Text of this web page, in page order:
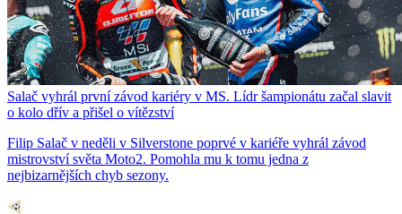
Salač vyhrál první závod kariéry v MS. Lídr šampionátu začal slavit
o kolo dřív a přišel o vítězství
Filip Salač v neděli v Silverstone poprvé v kariéře vyhrál závod
mistrovství světa Moto2. Pomohla mu k tomu jedna z
nejbizarnějších chyb sezony.